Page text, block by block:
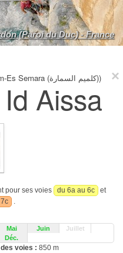
(Paroi du Duc) - France
Grimper autour de Taghjijt (Guelmim-Es Semara (كلميم السمارة))
Aissa
pour ses voies du 6a au 6c
et
.
Mai Juin
Juillet
Déc.
voies : 850 m